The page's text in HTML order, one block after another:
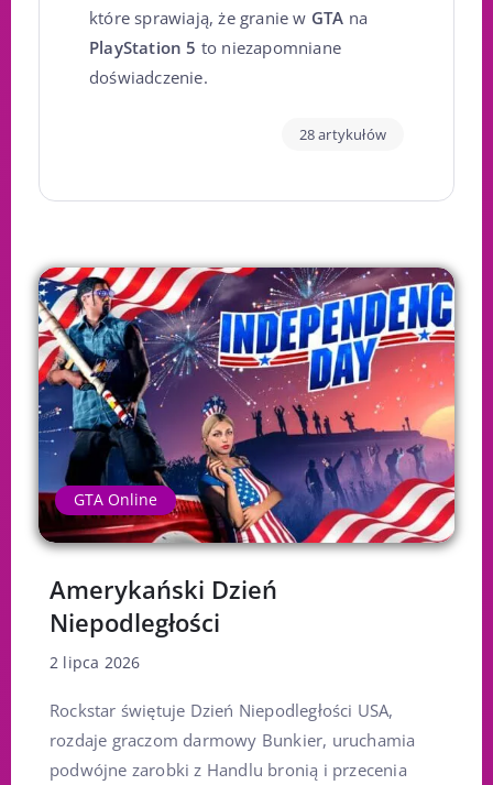
które sprawiają, że granie w GTA na
PlayStation 5 to niezapomniane
doświadczenie.
28 artykułów
GTA Online
Amerykański Dzień
Niepodległości
2 lipca 2026
Rockstar świętuje Dzień Niepodległości USA,
rozdaje graczom darmowy Bunkier, uruchamia
podwójne zarobki z Handlu bronią i przecenia